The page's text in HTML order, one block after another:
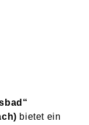
bietet ein